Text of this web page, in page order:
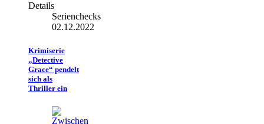
Details
Serienchecks
02.12.2022
Krimiserie
„Detective
Grace“ pendelt
sich als
Thriller ein